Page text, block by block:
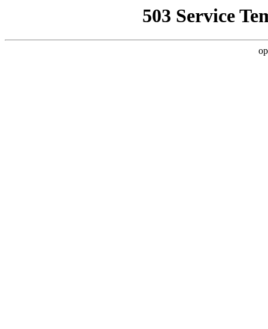
503 Service